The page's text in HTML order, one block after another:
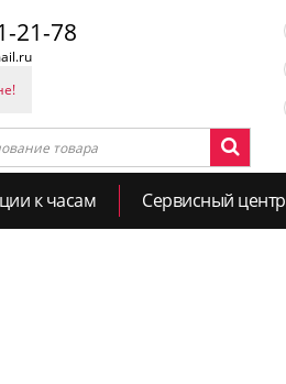
21-78
к часам Сервисный центр